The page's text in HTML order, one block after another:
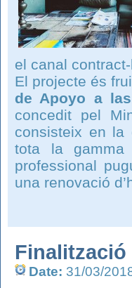
el canal
El projecte és
de Apoyo a
concedit pel
consisteix en la
tota la gamma
professional
una renovació
Finalització
Date: 31/03/